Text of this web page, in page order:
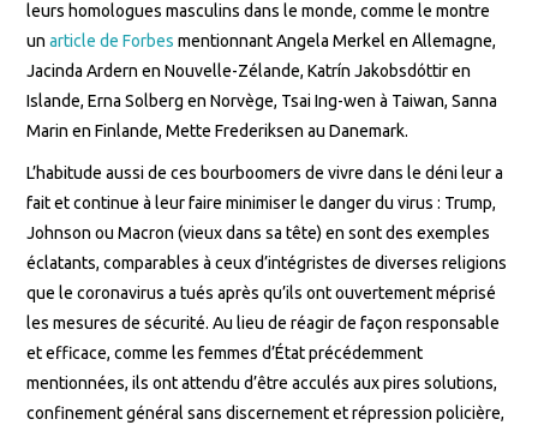
leurs homologues masculins dans le monde, comme le montre
unarticle de Forbes mentionnant Angela Merkel en Allemagne,
Jacinda Ardern en Nouvelle-Zélande, Katrín Jakobsdóttir en
Islande, Erna Solberg en Norvège, Tsai Ing-wen à Taiwan, Sanna
Marin en Finlande, Mette Frederiksen au Danemark.
L’habitude aussi de ces bourboomers de vivre dans le déni leur a
fait et continue à leur faire minimiser le danger du virus : Trump,
Johnson ou Macron (vieux dans sa tête) en sont des exemples
éclatants, comparables à ceux d’intégristes de diverses religions
que le coronavirus a tués après qu’ils ont ouvertement méprisé
les mesures de sécurité. Au lieu de réagir de façon responsable
et efficace, comme les femmes d’État précédemment
mentionnées, ils ont attendu d’être acculés aux pires solutions,
confinement général sans discernement et répression policière,